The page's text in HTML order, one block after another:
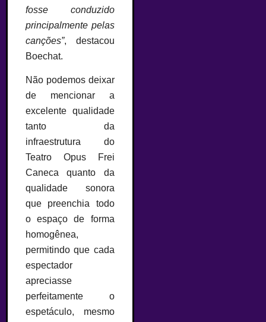
fosse conduzido
principalmente pelas
canções”, destacou
Boechat.
Não podemos deixar
de mencionar a
excelente qualidade
tanto da
infraestrutura do
Teatro Opus Frei
Caneca quanto da
qualidade sonora
que preenchia todo
o espaço de forma
homogênea,
permitindo que cada
espectador
apreciasse
perfeitamente o
espetáculo, mesmo